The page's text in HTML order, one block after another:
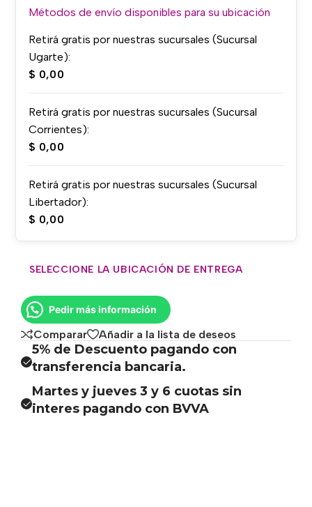
Métodos de envío disponibles para su ubicación
Retirá gratis por nuestras sucursales (Sucursal
Ugarte):
$ 0,00
Retirá gratis por nuestras sucursales (Sucursal
Corrientes):
$ 0,00
Retirá gratis por nuestras sucursales (Sucursal
Libertador):
$ 0,00
SELECCIONE LA UBICACIÓN DE ENTREGA
Pedir más información
Comparar Añadir a la lista de deseos
5% de Descuento pagando con
transferencia bancaria.
Martes y jueves 3 y 6 cuotas sin
interes pagando con BVVA